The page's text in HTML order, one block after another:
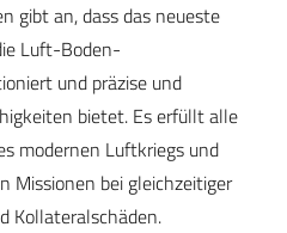
gibt an, dass das neueste
Luft-Boden-
und präzise und
bietet. Es erfüllt alle
modernen Luftkriegs und
Missionen bei gleichzeitiger
Kollateralschäden.